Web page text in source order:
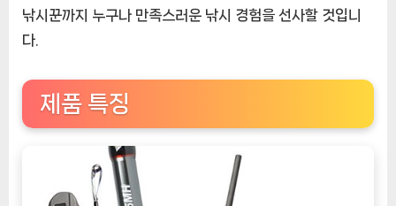
스
세
트/
낚
낚시꾼까지 누구나 만족스러운 낚시 경험을 선사할 것입니
다.
제품 특징